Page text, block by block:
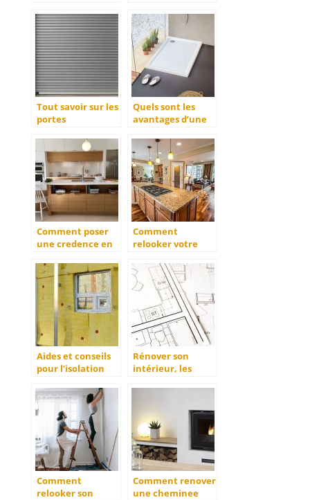
des mouches
sa maison
Tout savoir sur les
portes
Quels sont les
avantages d’une
l’italienne ?
Comment poser
une credence en
Comment
relooker votre
Aides et conseils
pour l’isolation
Rénover son
intérieur, les
Comment
relooker son
Comment renover
une cheminee